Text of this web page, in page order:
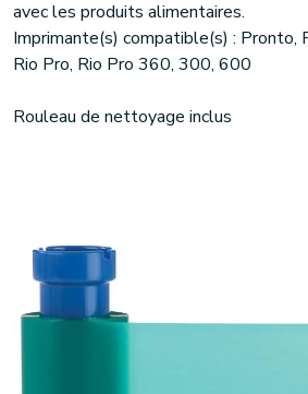
avec les produits alimentaires.
Imprimante(s) compatible(s) : Pronto,
Rio Pro, Rio Pro 360, 300, 600
Rouleau de nettoyage inclus